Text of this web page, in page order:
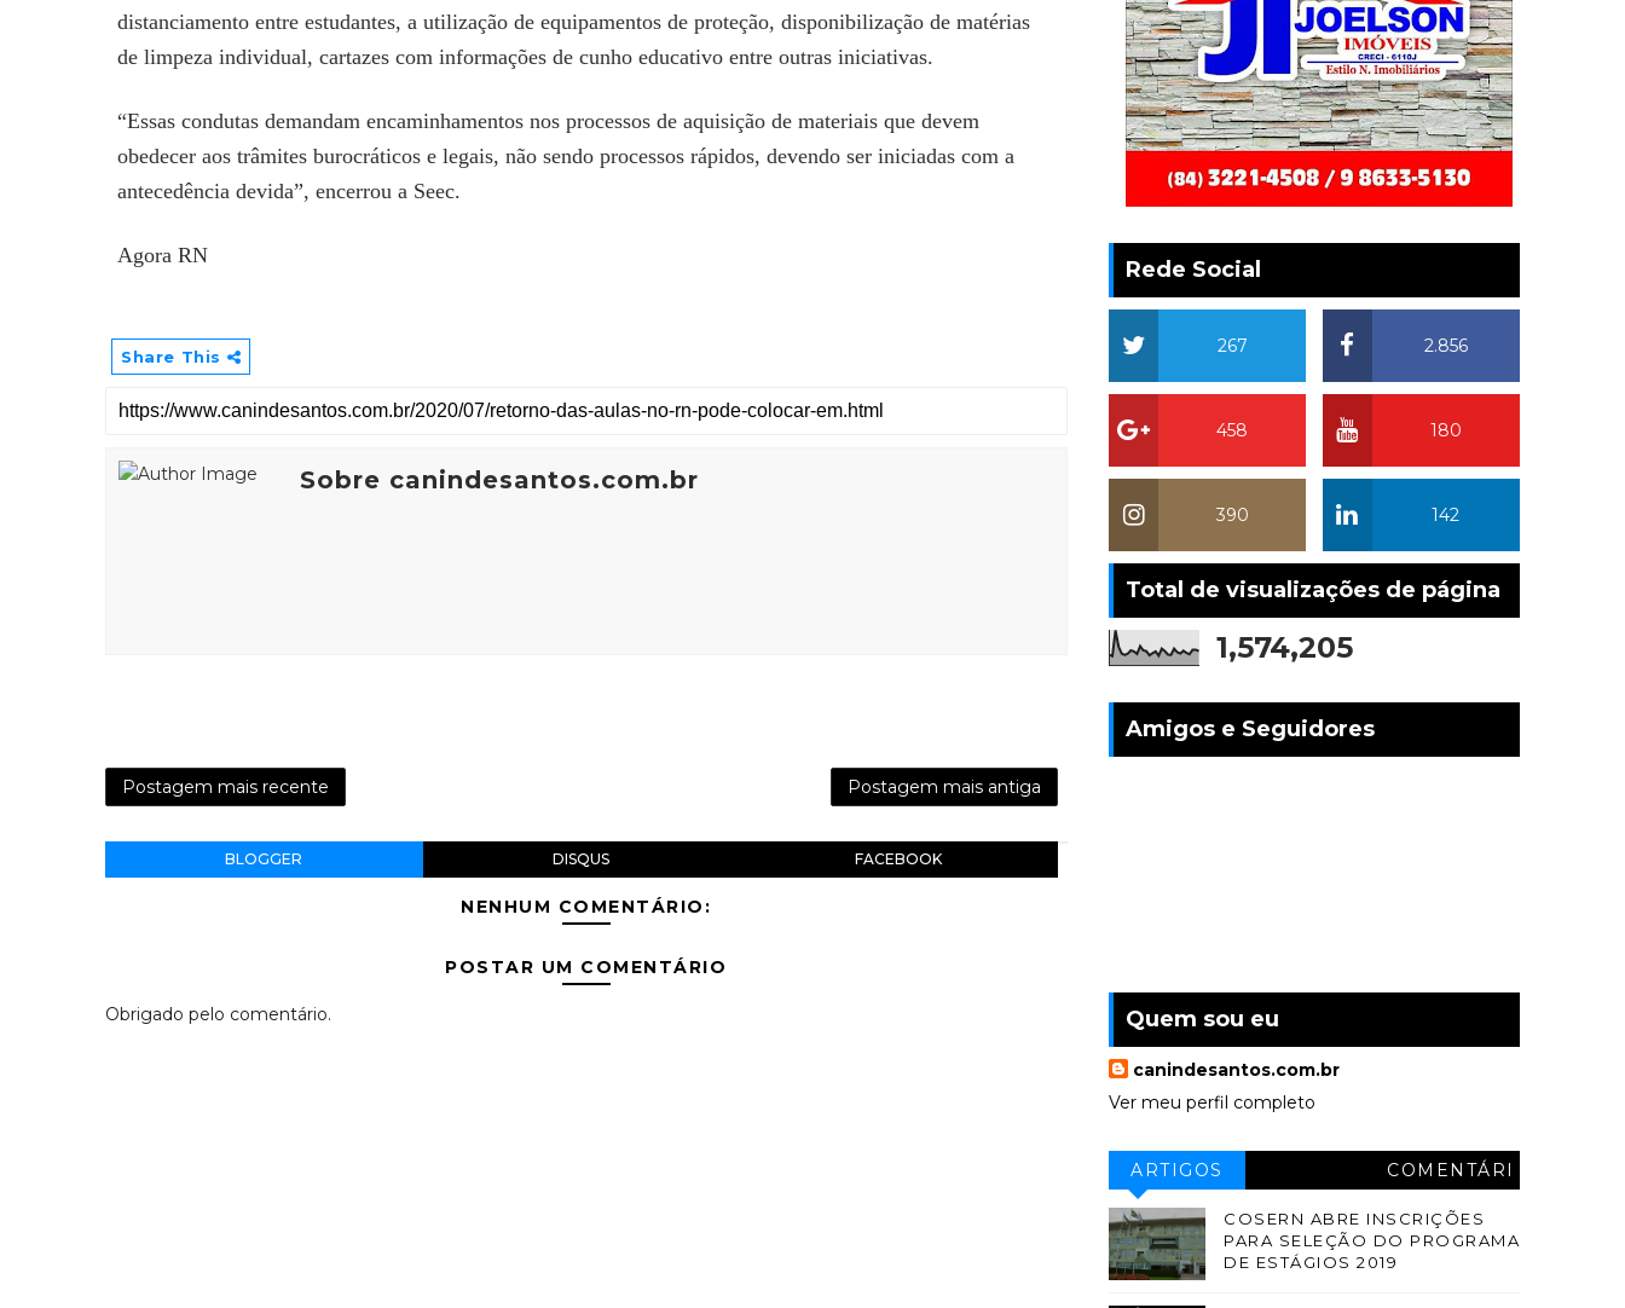
distanciamento entre estudantes, a utilização de equipamentos de proteção, disponibilização de matérias
de limpeza individual, cartazes com informações de cunho educativo entre outras iniciativas.
“Essas condutas demandam encaminhamentos nos processos de aquisição de materiais que devem
obedecer aos trâmites burocráticos e legais, não sendo processos rápidos, devendo ser iniciadas com a
antecedência devida”, encerrou a Seec.
Agora RN
Share This
Sobre canindesantos.com.br
Postagem mais recente Postagem mais antiga
BLOGGER DISQUS FACEBOOK
NENHUM COMENTÁRIO:
POSTAR UM COMENTÁRIO
Obrigado pelo comentário.
Rede Social
2.856
267
180
458
142
390
Total de visualizações de página
1,574,205
Amigos e Seguidores
Quem sou eu
canindesantos.com.br
Ver meu perfil completo
ARTIGOS
COMENTÁRI
OS
COSERN ABRE INSCRIÇÕES
PARA SELEÇÃO DO PROGRAMA
DE ESTÁGIOS 2019